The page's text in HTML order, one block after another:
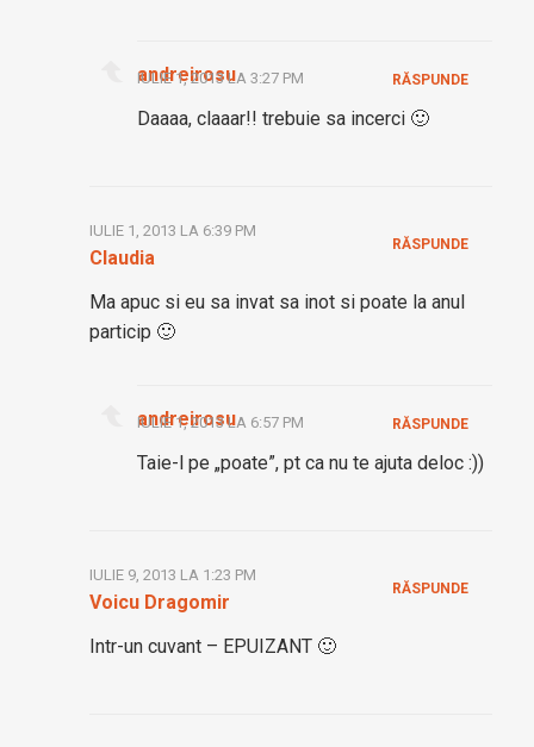
andreirosu
IULIE 1, 2013 LA 3:27 PM
Daaaa, claaar!! trebuie sa incerci 🙂
RĂSPUNDE
Claudia
IULIE 1, 2013 LA 6:39 PM
Ma apuc si eu sa invat sa inot si poate la anul
particip 🙂
RĂSPUNDE
andreirosu
IULIE 1, 2013 LA 6:57 PM
Taie-l pe „poate”, pt ca nu te ajuta deloc :))
RĂSPUNDE
Voicu Dragomir
IULIE 9, 2013 LA 1:23 PM
Intr-un cuvant – EPUIZANT 🙂
RĂSPUNDE